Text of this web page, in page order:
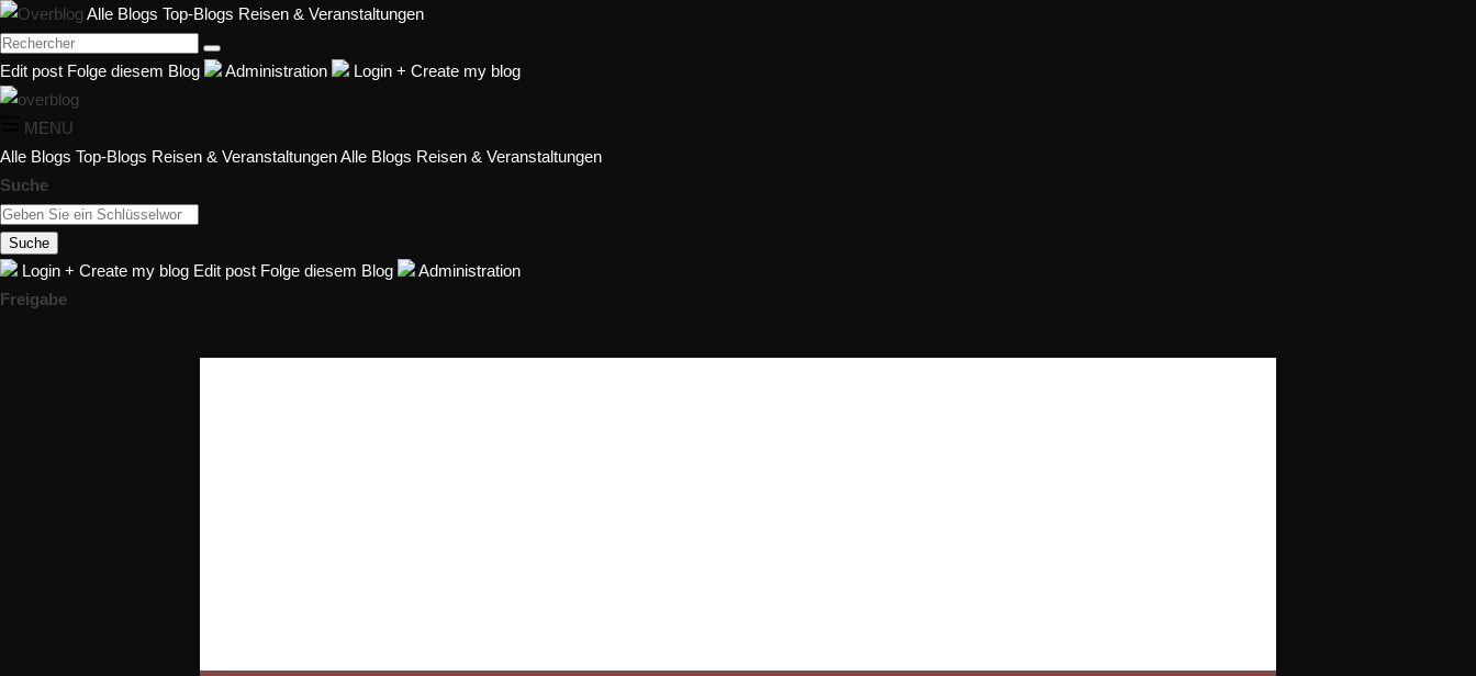
Alle Blogs Top-Blogs Reisen & Veranstaltungen
Edit post Folge diesem Blog Administration Login + Create my blog
MENU
Alle Blogs Top-Blogs Reisen & VeranstaltungenAlle Blogs Reisen & Veranstaltungen
Suche
Suche
Login + Create my blog Edit post Folge diesem Blog
Administration
Freigabe